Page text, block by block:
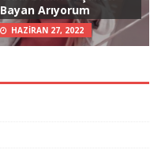
Bayan Arıyorum
HAZIRAN 27, 2022